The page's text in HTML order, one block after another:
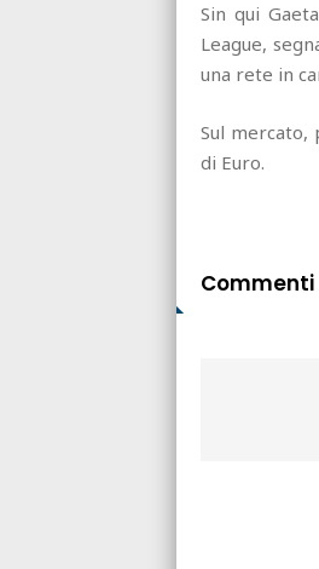
Sin qui
League,
una rete in
Sul mercato,
di Euro.
Commenti